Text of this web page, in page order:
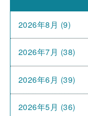
2026年8月 (9)
2026年7月 (38)
2026年6月 (39)
2026年5月 (36)